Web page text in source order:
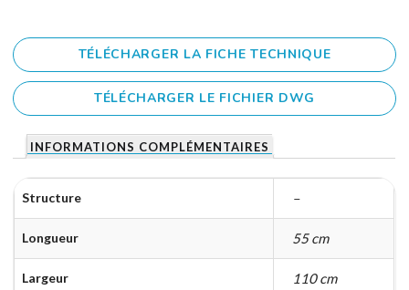
TÉLÉCHARGER LA FICHE TECHNIQUE
TÉLÉCHARGER LE FICHIER DWG
INFORMATIONS COMPLÉMENTAIRES
Structure –
Longueur 55 cm
Largeur 110 cm